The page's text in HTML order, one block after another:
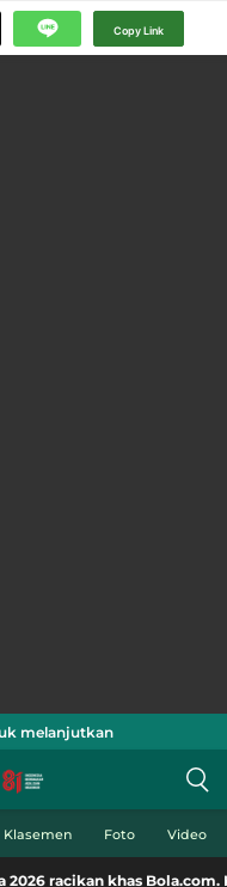
Copy Link
melanjutkan
Klasemen Foto Video
khas Bola.com. Klik di sini!